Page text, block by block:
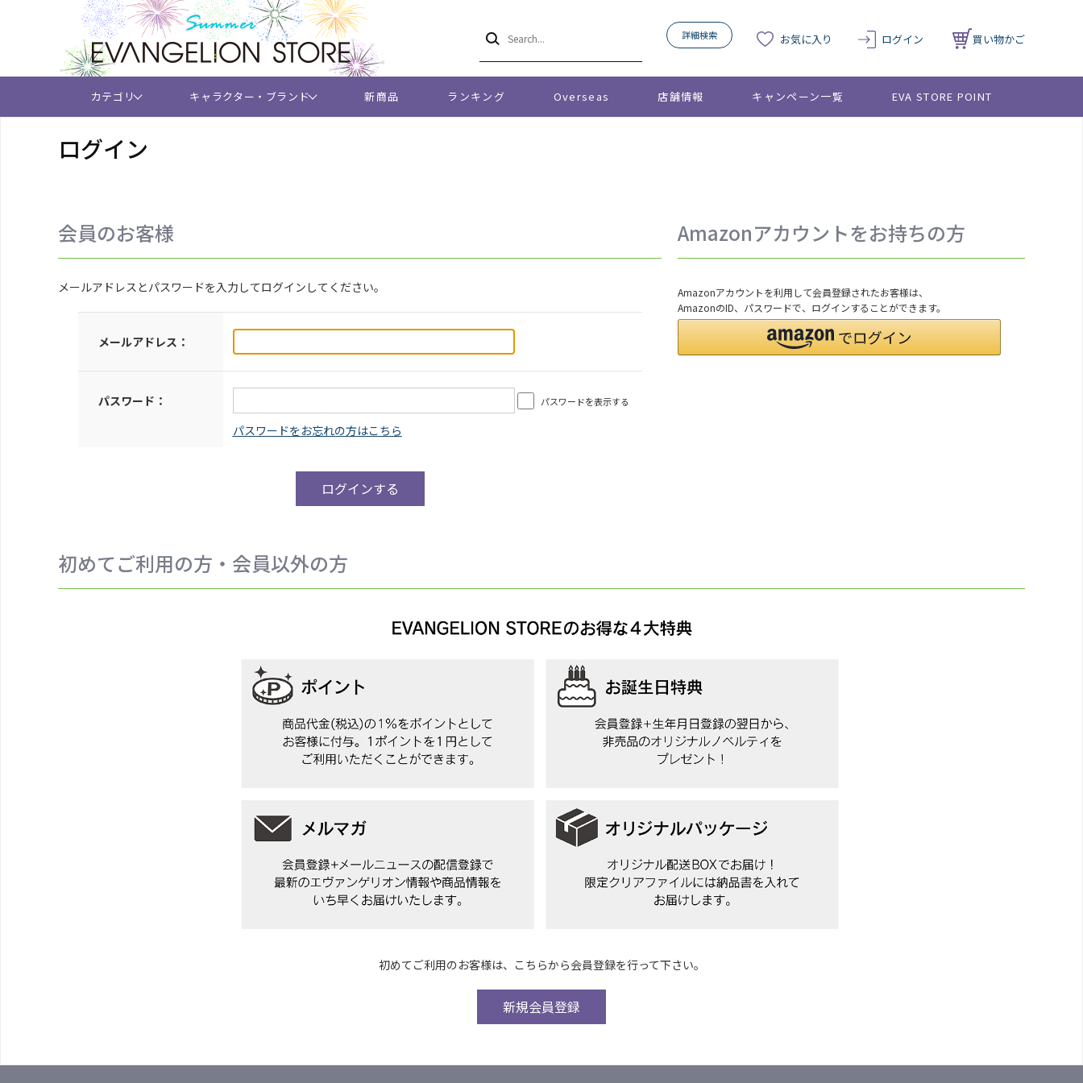
詳細検索 お気に入り ログイン 買い物かご
カテゴリ キャラクター・ブランド 新商品 ランキング Overseas 店舗情報 キャンペーン一覧 EVA STORE POINT
ログイン
会員のお客様
メールアドレスとパスワードを入力してログインしてください。
メールアドレス：
パスワード： パスワードを表示する
Amazonアカウントをお持ちの方
Amazonアカウントを利用して会員登録されたお客様は、
AmazonのID、パスワードで、ログインすることができます。
初めてご利用の方・会員以外の方